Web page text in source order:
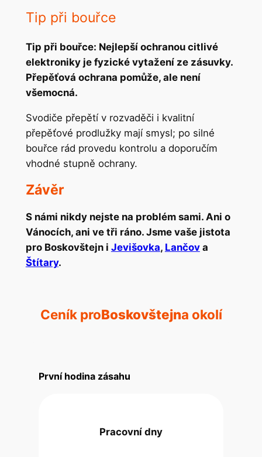
Tip při bouřce
Tip při bouřce: Nejlepší ochranou citlivé
elektroniky je fyzické vytažení ze zásuvky.
Přepěťová ochrana pomůže, ale není
všemocná.
Svodiče přepětí v rozvaděči i kvalitní
přepěťové prodlužky mají smysl; po silné
bouřce rád provedu kontrolu a doporučím
vhodné stupně ochrany.
Závěr
S námi nikdy nejste na problém sami. Ani o
Vánocích, ani ve tři ráno. Jsme vaše jistota
pro Boskovštejn i Jevišovka, Lančova
Štítary.
Ceník proBoskovštejna okolí
První hodina zásahu
Pracovní dny